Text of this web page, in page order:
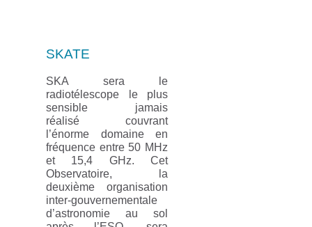
SKATE
SKA sera le
radiotélescope le plus
sensible jamais
réalisé couvrant
l’énorme domaine en
fréquence entre 50 MHz
et 15,4 GHz. Cet
Observatoire, la
deuxième organisation
inter-gouvernementale
d’astronomie au sol